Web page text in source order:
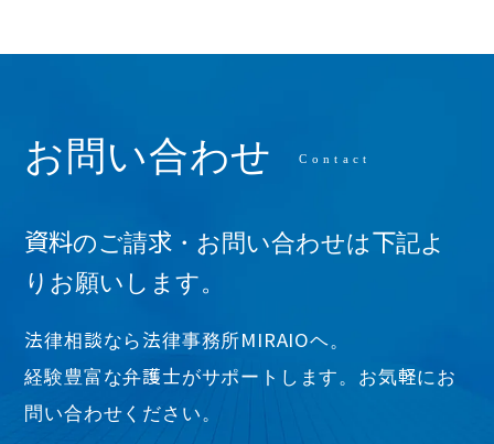
お問い合わせ
資料のご請求・お問い合わせは下記よ
りお願いします。
法律相談なら法律事務所MIRAIOヘ。
経験豊富な弁護士がサポートします。お気軽にお
問い合わせください。